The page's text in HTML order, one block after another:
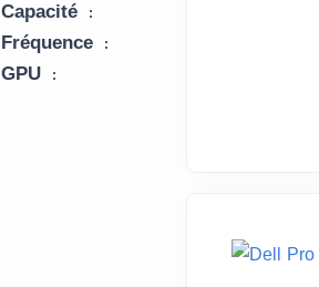
Capacité :
Fréquence :
GPU :